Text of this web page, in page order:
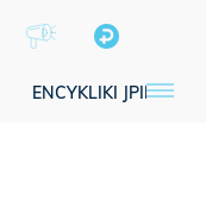
ENCYKLIKI JPII